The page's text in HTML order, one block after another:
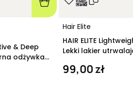
& Deep
odżywka
Hair Elite
HAIR ELITE
Lekki lakier
99,00 zł